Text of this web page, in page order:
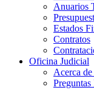
Anuarios
Estados
Contratos
Oficina Judicial
Acerca
Preguntas